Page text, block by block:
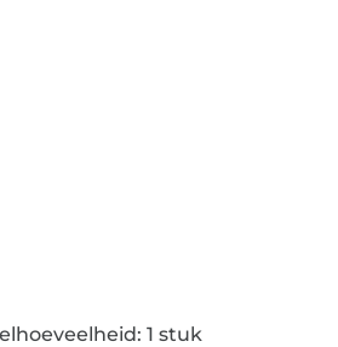
1 stuk